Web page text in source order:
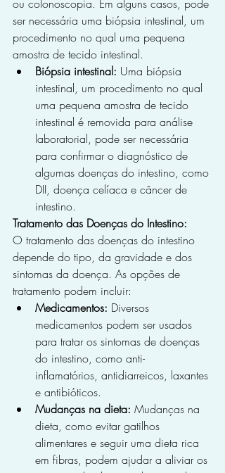
ou colonoscopia. Em alguns casos, pode
ser necessária uma biópsia intestinal, um
procedimento no qual uma pequena
amostra de tecido intestinal.
Biópsia intestinal: Uma biópsia
intestinal, um procedimento no qual
uma pequena amostra de tecido
intestinal é removida para análise
laboratorial, pode ser necessária
para confirmar o diagnóstico de
algumas doenças do intestino, como
DII, doença celíaca e câncer de
intestino.
Tratamento das Doenças do Intestino:
O tratamento das doenças do intestino
depende do tipo, da gravidade e dos
sintomas da doença. As opções de
tratamento podem incluir:
Medicamentos: Diversos
medicamentos podem ser usados
para tratar os sintomas de doenças
do intestino, como anti-
inflamatórios, antidiarreicos, laxantes
e antibióticos.
Mudanças na dieta: Mudanças na
dieta, como evitar gatilhos
alimentares e seguir uma dieta rica
em fibras, podem ajudar a aliviar os